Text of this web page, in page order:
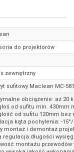
do projektorów
zewnętrzny
sufitowy Maclean MC-
obciążenie: aż 20
od sufitu min.
od sufitu 120mm
kąta pochylenia: -15°/
montaż i demontaż
regulacja długości
montażu przewodów